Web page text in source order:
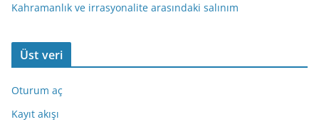
Kahramanlık ve irrasyonalite arasındaki salınım
Üst veri
Oturum aç
Kayıt akışı